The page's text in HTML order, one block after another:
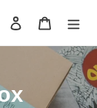
Ingresar Carrito